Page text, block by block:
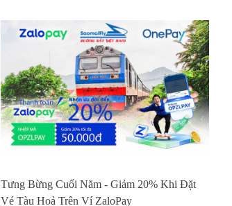
Tưng Bừng Cuối Năm - Giảm 20% Khi Đặt
Vé Tàu Hoả Trên Ví ZaloPay